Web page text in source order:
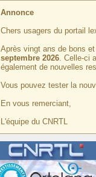
Annonce
Chers usagers du portail
Après vingt ans de bons
septembre 2026. Celle-ci
également de nouvelles
Vous pouvez tester la
En vous remerciant,
L'équipe du CNRTL